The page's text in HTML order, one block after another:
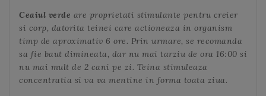
Ceaiul verde are proprietati stimulante pentru creier
si corp, datorita teinei care actioneaza in organism
timp de aproximativ 6 ore. Prin urmare, se recomanda
sa fie baut dimineata, dar nu mai tarziu de ora 16:00 si
nu mai mult de 2 cani pe zi. Teina stimuleaza
concentratia si va va mentine in forma toata ziua.